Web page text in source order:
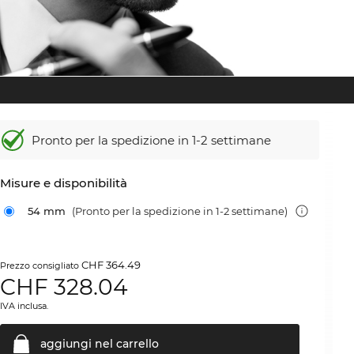
Pronto per la spedizione in 1-2 settimane
Misure e disponibilità
54 mm (Pronto per la spedizione in 1-2 settimane)
Prezzo consigliatoCHF 364.49
CHF328.04
IVA inclusa.
aggiungi nel carrello